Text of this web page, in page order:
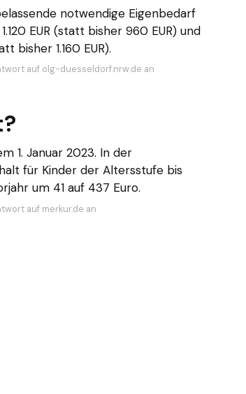
notwendige Eigenbedarf
EUR (statt bisher 960 EUR) und
bisher 1.160 EUR).
auf olg-duesseldorf.nrw.de an
1. Januar 2023. In der
für Kinder der Altersstufe bis
um 41 auf 437 Euro.
auf merkur.de an